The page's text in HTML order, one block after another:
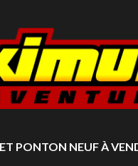
PONTON NEUF À